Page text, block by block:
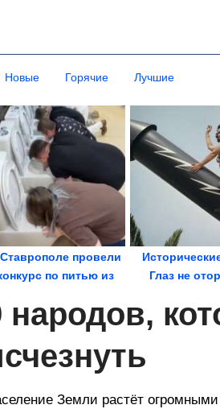
Новые Горячие Лучшие
провели
по питью из
Глаз не
народов,
Земли растёт